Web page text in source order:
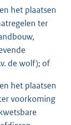
r
n
e
l
i
n
:
het plaatsen
ter
de wolf); of
het plaatsen
voorkoming